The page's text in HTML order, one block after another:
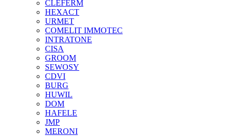
CLEFERM
HEXACT
URMET
COMELIT IMMOTEC
INTRATONE
CISA
GROOM
SEWOSY
CDVI
BURG
HUWIL
DOM
HAFELE
JMP
MERONI